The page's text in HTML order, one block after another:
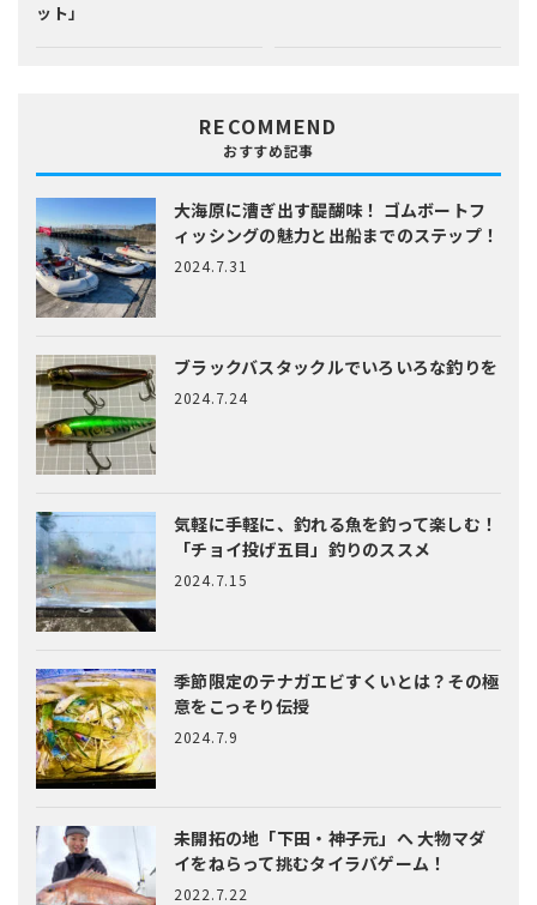
ット」
RECOMMEND
おすすめ記事
大海原に漕ぎ出す醍醐味！ ゴムボートフ
ィッシングの魅力と出船までのステップ！
2024.7.31
ブラックバスタックルでいろいろな釣りを
2024.7.24
気軽に手軽に、釣れる魚を釣って楽しむ！
「チョイ投げ五目」釣りのススメ
2024.7.15
季節限定のテナガエビすくいとは？ その極
意をこっそり伝授
2024.7.9
未開拓の地「下田・神子元」へ大物マダ
イをねらって挑むタイラバゲーム！
2022.7.22